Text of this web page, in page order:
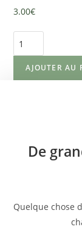
3.00€
AJOUTER AU
De
Quelque chose